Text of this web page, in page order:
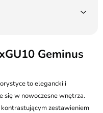
dotyczy produktów 3m)
058 Łódź
Geminus
to elegancki i
się w nowoczesne wnętrza.
zestawieniem